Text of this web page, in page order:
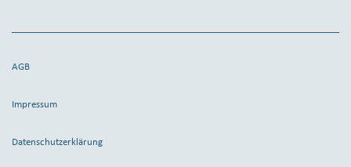
AGB
Impressum
Datenschutzerklärung